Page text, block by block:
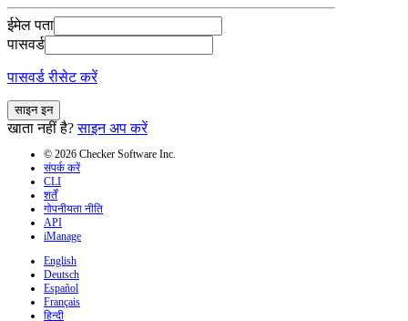
ईमेल पता
पासवर्ड
पासवर्ड रीसेट करें
साइन इन
खाता नहीं है? साइन अप करें
© 2026 Checker Software Inc.
संपर्क करें
CLI
शर्तें
गोपनीयता नीति
API
iManage
English
Deutsch
Español
Français
हिन्दी